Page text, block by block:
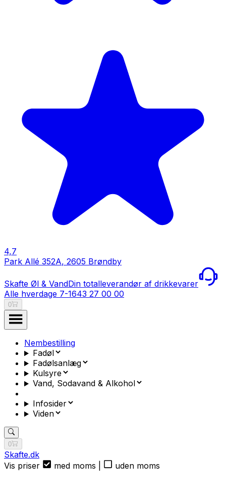
4,7
Park Allé 352A, 2605 Brøndby
Skafte Øl & VandDin totalleverandør af drikkevarer
Alle hverdage 7-1643 27 00 00
0
Nembestilling
Fadøl
Fadølsanlæg
Kulsyre
Vand, Sodavand & Alkohol
Infosider
Viden
0
Skafte.dk
Vis priser
med moms uden moms